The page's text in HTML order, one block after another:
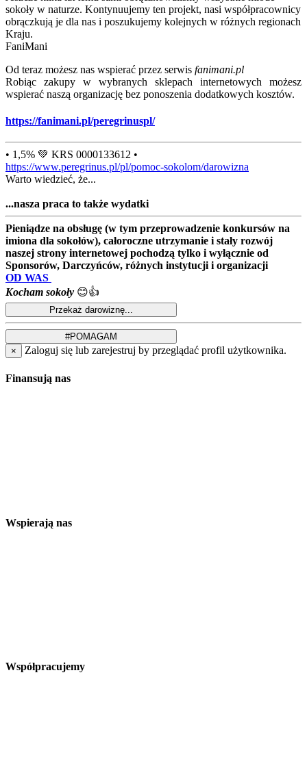
sokoły w naturze. Kontynuujemy ten projekt, nasi współpracownicy
obrączkują je dla nas i poszukujemy kolejnych w różnych regionach
Kraju.
FaniMani
Od teraz możesz nas wspierać przez serwis fanimani.pl
Robiąc zakupy w wybranych sklepach internetowych możesz
wspierać naszą organizację bez ponoszenia dodatkowych kosztów.
https://fanimani.pl/peregrinuspl/
• 1,5% 💚 KRS 0000133612 •
https://www.peregrinus.pl/pl/pomoc-sokolom/darowizna
Warto wiedzieć, że...
...nasza praca to także wydatki
Pieniądze na obsługę (w tym przeprowadzenie konkursów na
imiona dla sokołów), całoroczne utrzymanie i stały rozwój
naszej strony internetowej pochodzą tylko i wyłącznie od
Sponsorów, Darczyńców, różnych instytucji i organizacji
OD WAS
Kocham sokoły 😊👍
× Zaloguj się lub zarejestruj by przeglądać profil użytkownika.
Finansują nas
Wspierają nas
Współpracujemy